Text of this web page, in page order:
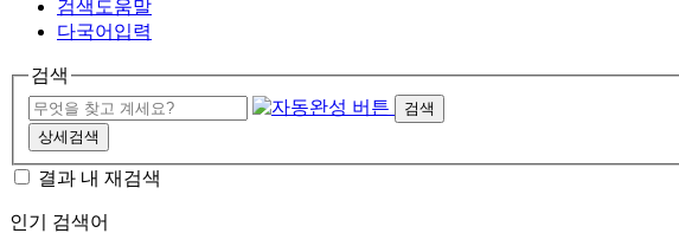
검색도움말
다국어입력
검색
검색
상세검색
결과 내 재검색
인기 검색어